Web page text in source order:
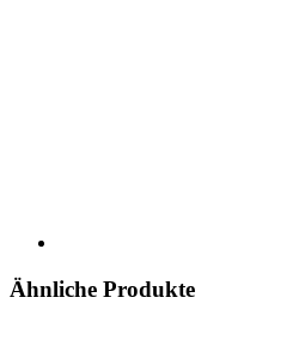
Ähnliche Produkte